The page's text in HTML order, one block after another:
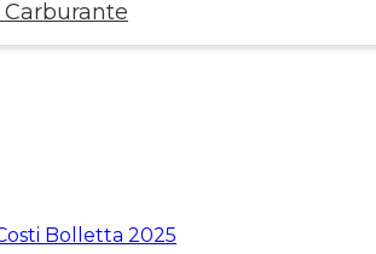
Bolletta 2025